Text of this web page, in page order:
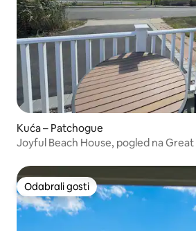
Kuća – Patchogue
Joyful Beach House, pogled na Great
Odabrali gosti
Odabrali gosti